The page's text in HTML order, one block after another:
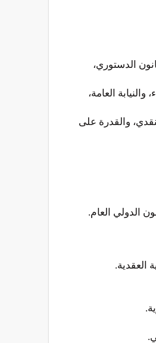
الدستوري،
العامة،
والقدرة على
الدولي العام.
العقدية.